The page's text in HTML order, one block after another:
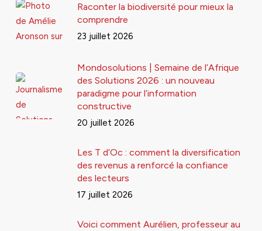
Raconter la biodiversité pour mieux la
comprendre
23 juillet 2026
Mondosolutions | Semaine de l’Afrique
des Solutions 2026 : un nouveau
paradigme pour l’information
constructive
20 juillet 2026
Les T d’Oc : comment la diversification
des revenus a renforcé la confiance
des lecteurs
17 juillet 2026
Voici comment Aurélien, professeur au